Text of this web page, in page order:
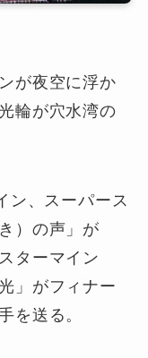
が夜空に浮か
輪が穴水湾の
ン、スーパース
）の声」が
ターマイン
」がフィナー
を送る。